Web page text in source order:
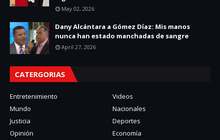
May 02, 2026
Dany Alcántara a Gómez Díaz: Mis manos
nunca han estado manchadas de sangre
April 27, 2026
CATERGORIAS
Entretenimiento
Videos
Mundo
Nacionales
Justicia
Deportes
Opinión
Economía